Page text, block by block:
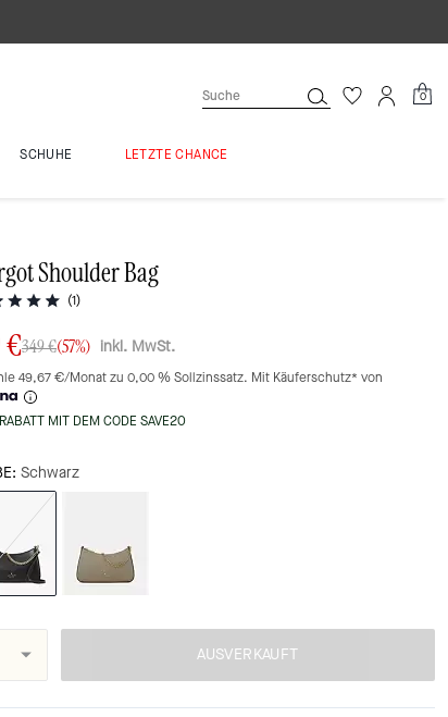
0
SCHUHE LETZTE CHANCE
Shoulder Bag
(1)
€349 €(57%) inkl. MwSt.
49,67 €/Monat zu 0,00 % Sollzinssatz. Mit Käuferschutz* von
MIT DEM CODE SAVE20
Schwarz
AUSVERKAUFT